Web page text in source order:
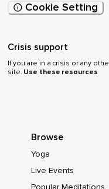
Cookie Setting
Crisis support
If you are in a crisis or any
site. Use these resources
Browse
Yoga
Live Events
Popular Meditations